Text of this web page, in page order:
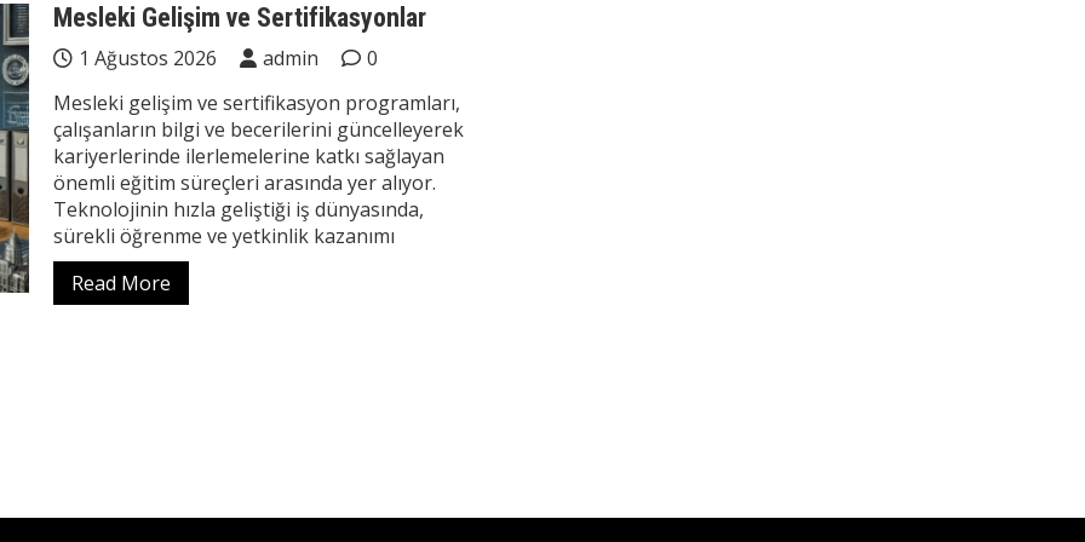
Mesleki Gelişim ve Sertifikasyonlar
1 Ağustos 2026 admin
0
Mesleki gelişim ve sertifikasyon programları,
çalışanların bilgi ve becerilerini güncelleyerek
kariyerlerinde ilerlemelerine katkı sağlayan
önemli eğitim süreçleri arasında yer alıyor.
Teknolojinin hızla geliştiği iş dünyasında,
sürekli öğrenme ve yetkinlik kazanımı
Read More